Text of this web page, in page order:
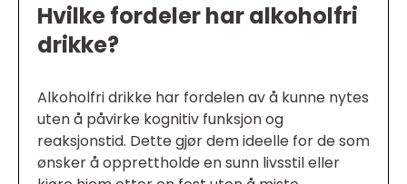
Hvilke fordeler har alkoholfri
drikke?
Alkoholfri drikke har fordelen av å kunne nytes
uten å påvirke kognitiv funksjon og
reaksjonstid. Dette gjør dem ideelle for de som
ønsker å opprettholde en sunn livsstil eller